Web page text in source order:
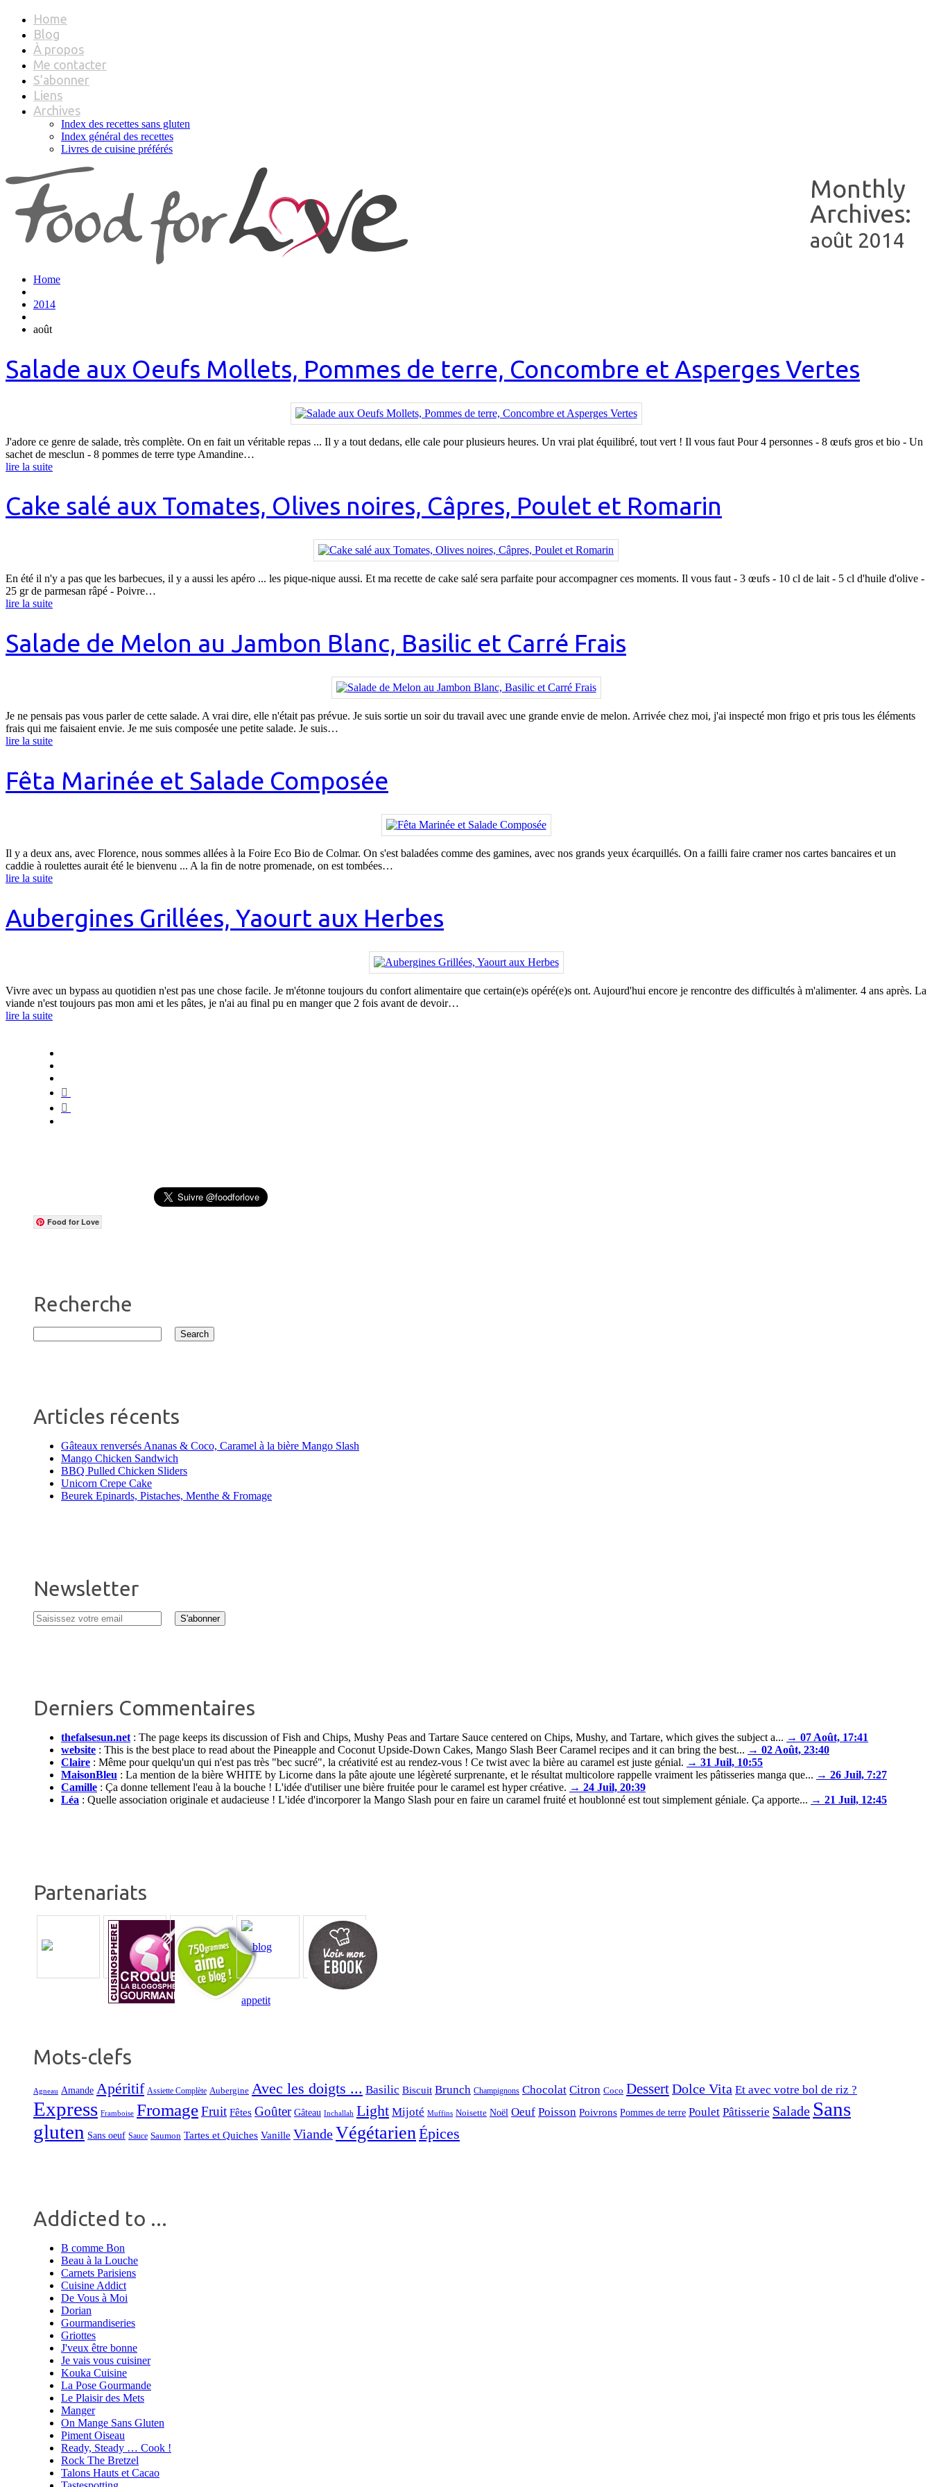
Home
Blog
À propos
Me contacter
S’abonner
Liens
Archives
Index des recettes sans gluten
Index général des recettes
Livres de cuisine préférés
Monthly
Archives:
août 2014
Home
2014
août
Salade aux Oeufs Mollets, Pommes de terre, Concombre et Asperges Vertes
J'adore ce genre de salade, très complète. On en fait un véritable repas ... Il y a tout dedans, elle cale pour plusieurs heures. Un vrai plat équilibré, tout vert ! Il vous faut Pour 4 personnes - 8 œufs gros et bio - Un
sachet de mesclun - 8 pommes de terre type Amandine…
lire la suite
Cake salé aux Tomates, Olives noires, Câpres, Poulet et Romarin
En été il n'y a pas que les barbecues, il y a aussi les apéro ... les pique-nique aussi. Et ma recette de cake salé sera parfaite pour accompagner ces moments. Il vous faut - 3 œufs - 10 cl de lait - 5 cl d'huile d'olive -
25 gr de parmesan râpé - Poivre…
lire la suite
Salade de Melon au Jambon Blanc, Basilic et Carré Frais
Je ne pensais pas vous parler de cette salade. A vrai dire, elle n'était pas prévue. Je suis sortie un soir du travail avec une grande envie de melon. Arrivée chez moi, j'ai inspecté mon frigo et pris tous les éléments
frais qui me faisaient envie. Je me suis composée une petite salade. Je suis…
lire la suite
Fêta Marinée et Salade Composée
Il y a deux ans, avec Florence, nous sommes allées à la Foire Eco Bio de Colmar. On s'est baladées comme des gamines, avec nos grands yeux écarquillés. On a failli faire cramer nos cartes bancaires et un
caddie à roulettes aurait été le bienvenu ... A la fin de notre promenade, on est tombées…
lire la suite
Aubergines Grillées, Yaourt aux Herbes
Vivre avec un bypass au quotidien n'est pas une chose facile. Je m'étonne toujours du confort alimentaire que certain(e)s opéré(e)s ont. Aujourd'hui encore je rencontre des difficultés à m'alimenter. 4 ans après. La
viande n'est toujours pas mon ami et les pâtes, je n'ai au final pu en manger que 2 fois avant de devoir…
lire la suite
Food for Love
Recherche
Articles récents
Gâteaux renversés Ananas & Coco, Caramel à la bière Mango Slash
Mango Chicken Sandwich
BBQ Pulled Chicken Sliders
Unicorn Crepe Cake
Beurek Epinards, Pistaches, Menthe & Fromage
Newsletter
Derniers Commentaires
thefalsesun.net : The page keeps its discussion of Fish and Chips, Mushy Peas and Tartare Sauce centered on Chips, Mushy, and Tartare, which gives the subject a... → 07 Août, 17:41
website : This is the best place to read about the Pineapple and Coconut Upside-Down Cakes, Mango Slash Beer Caramel recipes and it can bring the best... → 02 Août, 23:40
Claire : Même pour quelqu'un qui n'est pas très "bec sucré", la créativité est au rendez-vous ! Ce twist avec la bière au caramel est juste génial. → 31 Juil, 10:55
MaisonBleu : La mention de la bière WHITE by Licorne dans la pâte ajoute une légèreté surprenante, et le résultat multicolore rappelle vraiment les pâtisseries manga que... → 26 Juil, 7:27
Camille : Ça donne tellement l'eau à la bouche ! L'idée d'utiliser une bière fruitée pour le caramel est hyper créative. → 24 Juil, 20:39
Léa : Quelle association originale et audacieuse ! L'idée d'incorporer la Mango Slash pour en faire un caramel fruité et houblonné est tout simplement géniale. Ça apporte... → 21 Juil, 12:45
Partenariats
Mots-clefs
Agneau Amande Apéritif Assiette Complète Aubergine Avec les doigts ... Basilic Biscuit Brunch Champignons Chocolat Citron Coco DessertDolce Vita Et avec votre bol de riz ?
Express Framboise FromageFruit Fêtes Goûter Gâteau Inchallah Light Mijoté Muffins Noisette Noël Oeuf Poisson Poivrons Pommes de terre Poulet Pâtisserie Salade Sans
gluten Sans oeuf Sauce Saumon Tartes et Quiches Vanille ViandeVégétarien Épices
Addicted to ...
B comme Bon
Beau à la Louche
Carnets Parisiens
Cuisine Addict
De Vous à Moi
Dorian
Gourmandiseries
Griottes
J'veux être bonne
Je vais vous cuisiner
Kouka Cuisine
La Pose Gourmande
Le Plaisir des Mets
Manger
On Mange Sans Gluten
Piment Oiseau
Ready, Steady … Cook !
Rock The Bretzel
Talons Hauts et Cacao